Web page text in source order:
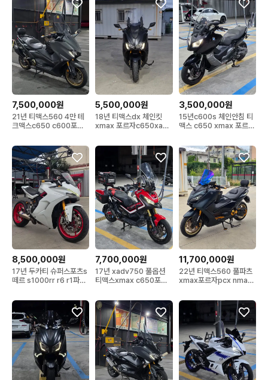
7,500,000원
21년 티맥스560 4만 테
크맥스c650 c600포르
5,500,000원
18년 티맥스dx 체인킷
xmax 포르자c650xadv
3,500,000원
15년c600s 체인안침 티
맥스 c650 xmax 포르자
8,500,000원
17년 두카티 슈퍼스포츠s
떼르 s1000rr r6 r1파니
7,700,000원
17년 xadv750 풀옵션
티맥스xmax c650포르
11,700,000원
22년 티맥스560 풀파츠
xmax포르자pcx nmax